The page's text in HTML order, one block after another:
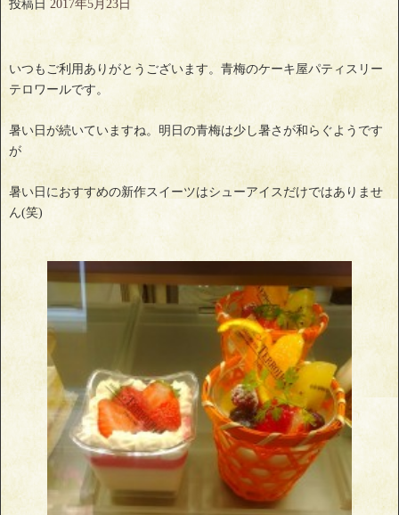
投稿日 2017年5月23日
いつもご利用ありがとうございます。青梅のケーキ屋パティスリー
テロワールです。
暑い日が続いていますね。明日の青梅は少し暑さが和らぐようです
が
暑い日におすすめの新作スイーツはシューアイスだけではありませ
ん(笑)